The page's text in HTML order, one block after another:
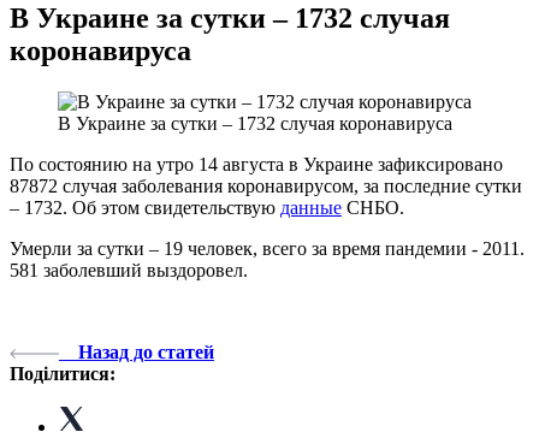
В Украине за сутки – 1732 случая
коронавируса
В Украине за сутки – 1732 случая коронавируса
По состоянию на утро 14 августа в Украине зафиксировано
87872 случая заболевания коронавирусом, за последние сутки
– 1732. Об этом свидетельствую данные СНБО.
Умерли за сутки – 19 человек, всего за время пандемии - 2011.
581 заболевший выздоровел.
Назад до статей
Поділитися: